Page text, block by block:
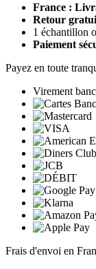
France :
Retour
1 échantillon
Paiement
Payez en toute
Virement
Frais d'envoi en